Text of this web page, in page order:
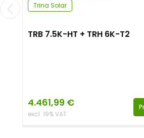
Trina Solar
TRB 7.5K-HT + TRH 6K-T2
4.461,99 €
excl. 19% VAT